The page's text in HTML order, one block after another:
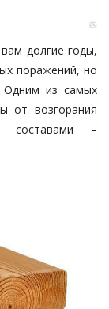
долгие годы,
поражений, но
Одним из самых
от возгорания
составами –